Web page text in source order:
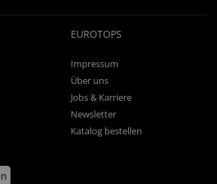
EUROTOPS
Impressum
Über uns
Jobs & Karriere
Newsletter
Katalog bestellen